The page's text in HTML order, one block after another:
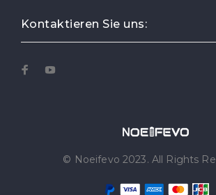
Kontaktieren Sie uns:
© Noeifevo 2023. All Rights